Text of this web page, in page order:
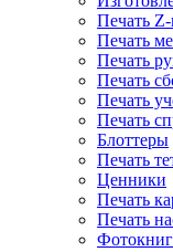
Печать Z-
Печать
Печать
Печать
Печать
Печать
Блоттеры
Печать
Ценники
Печать
Печать